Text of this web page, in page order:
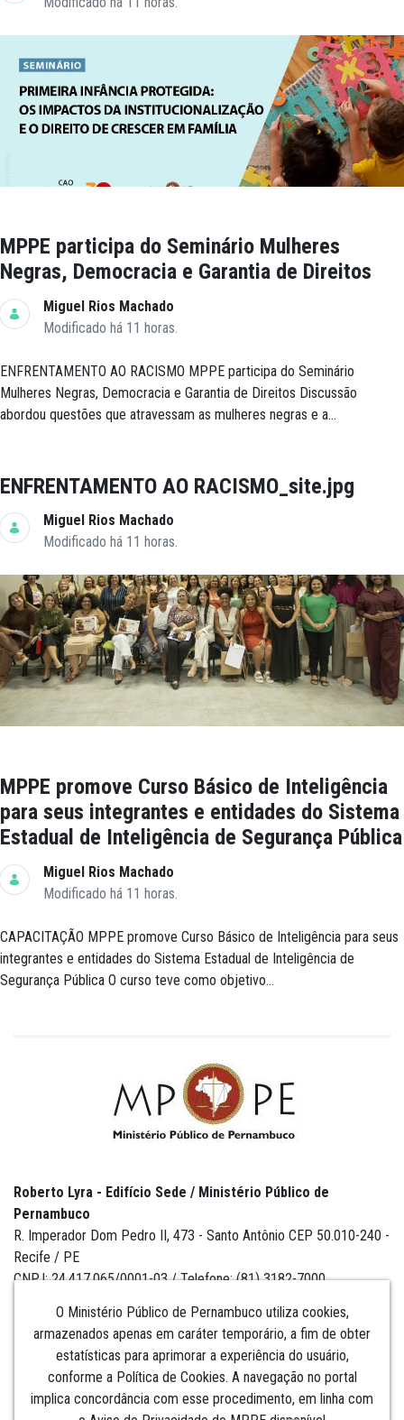
MPPE participa do Seminário Mulheres
Negras, Democracia e Garantia de Direitos
Miguel Rios Machado
Modificado há 11 horas.
ENFRENTAMENTO AO RACISMO MPPE participa do Seminário
Mulheres Negras, Democracia e Garantia de Direitos Discussão
abordou questões que atravessam as mulheres negras e a...
ENFRENTAMENTO AO RACISMO_site.jpg
Miguel Rios Machado
Modificado há 11 horas.
MPPE promove Curso Básico de Inteligência
para seus integrantes e entidades do Sistema
Estadual de Inteligência de Segurança Pública
Miguel Rios Machado
Modificado há 11 horas.
CAPACITAÇÃO MPPE promove Curso Básico de Inteligência para seus
integrantes e entidades do Sistema Estadual de Inteligência de
Segurança Pública O curso teve como objetivo...
O Ministério Público de Pernambuco utiliza cookies,
armazenados apenas em caráter temporário, a fim de obter
estatísticas para aprimorar a experiência do usuário,
conforme a Política de Cookies. A navegação no portal
implica concordância com esse procedimento, em linha com
Roberto Lyra - Edifício Sede / Ministério Público de
Pernambuco
R. Imperador Dom Pedro II, 473 - Santo Antônio CEP 50.010-240 -
Recife / PE
CNPJ: 24.417.065/0001-03 / Telefone: (81) 3182-7000
Institucional
Comunicação